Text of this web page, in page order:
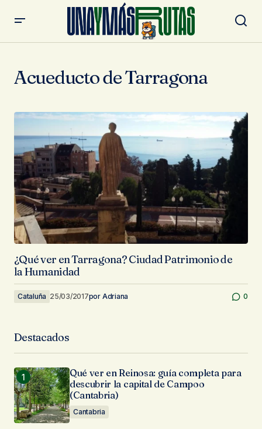
Acueducto de Tarragona
¿Qué ver en Tarragona? Ciudad Patrimonio de
la Humanidad
Cataluña 25/03/2017por Adriana 0
Destacados
Qué ver en Reinosa: guía completa para
descubrir la capital de Campoo
(Cantabria)
Cantabria